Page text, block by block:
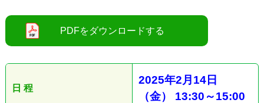
日 程
2025年2月14日
（金） 13:30 ～15:00